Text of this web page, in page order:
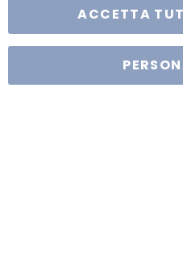
Principe di Piemonte 199, cap.
ACCETTA